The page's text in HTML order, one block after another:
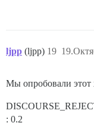
ljpp (ljpp) 19
Мы опробовали этот
: 0.2